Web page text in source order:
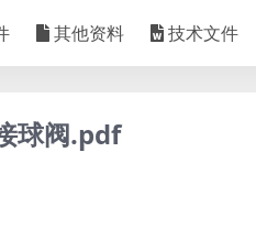
其他资料 技术文件
球阀.pdf